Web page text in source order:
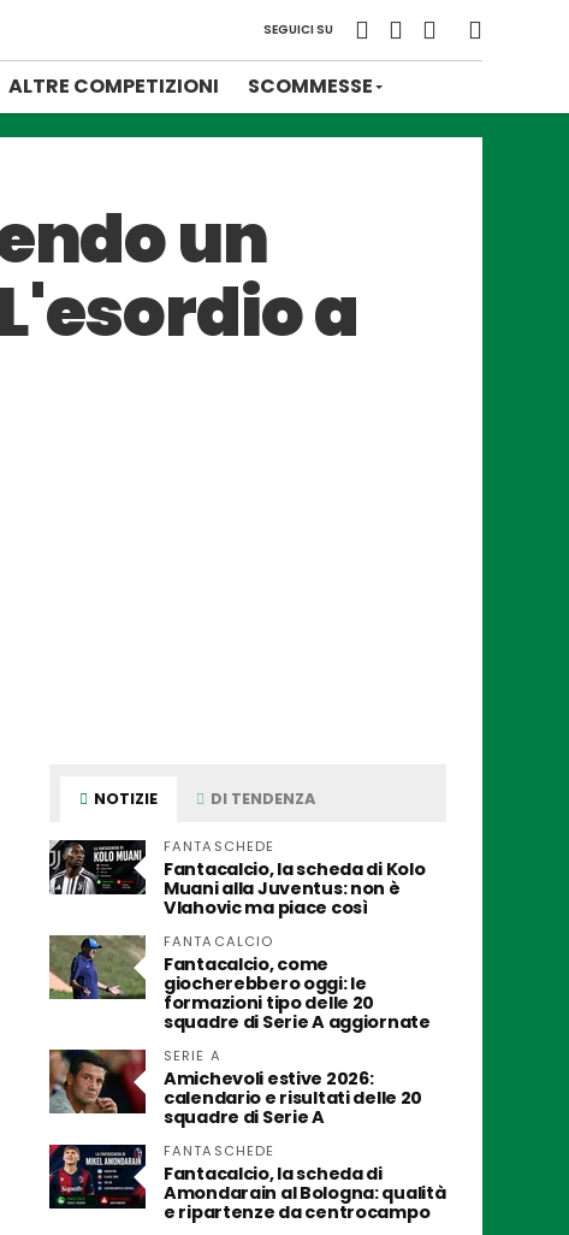
SEGUICI SU
ALTRE COMPETIZIONI SCOMMESSE
un
a
NOTIZIE DI TENDENZA
FANTASCHEDE
Fantacalcio, la scheda di Kolo
Muani alla Juventus: non è
Vlahovic ma piace così
FANTACALCIO
Fantacalcio, come
giocherebbero oggi: le
formazioni tipo delle 20
squadre di Serie A aggiornate
SERIE A
Amichevoli estive 2026:
calendario e risultati delle 20
squadre di Serie A
FANTASCHEDE
Fantacalcio, la scheda di
Amondarain al Bologna: qualità
e ripartenze da centrocampo